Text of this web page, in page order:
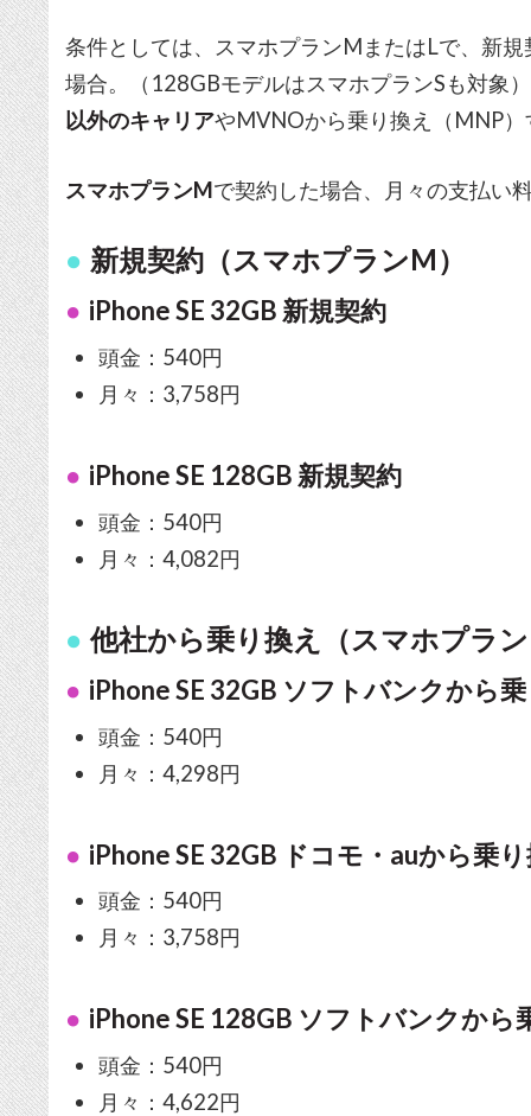
条件としては、スマホプランMまたはLで、新
場合。（128GBモデルはスマホプランSも対象
以外のキャリアやMVNOから乗り換え（MNP
スマホプランMで契約した場合、月々の支払い
新規契約（スマホプランM）
iPhone SE 32GB 新規契約
頭金：540円
月々：3,758円
iPhone SE 128GB 新規契約
頭金：540円
月々：4,082円
他社から乗り換え（スマホプラ
iPhone SE 32GB ソフトバンクから
頭金：540円
月々：4,298円
iPhone SE 32GB ドコモ・auから乗
頭金：540円
月々：3,758円
iPhone SE 128GB ソフトバンクから
頭金：540円
月々：4,622円